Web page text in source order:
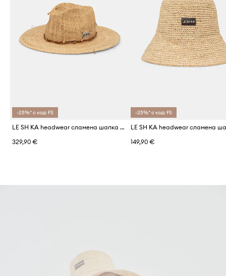
-25%* с код: FS
LE SH KA headwear сламена шапка дамска
329,90 €
-25%* с код: FS
149,90 €